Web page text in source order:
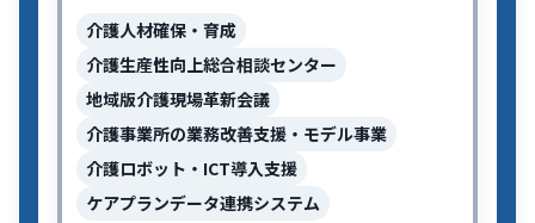
介護人材確保・育成
介護生産性向上総合相談センター
地域版介護現場革新会議
介護事業所の業務改善支援・モデル事業
介護ロボット・ICT導入支援
ケアプランデータ連携システム